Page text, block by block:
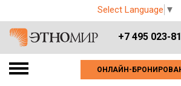
Select Language ▼
+7 495 023-
ОНЛАЙН-